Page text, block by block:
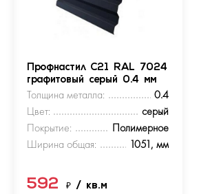
Профнастил С21 RAL 7024
графитовый серый 0.4 мм
Толщина металла:
0.4
Цвет:
серый
Покрытие:
Полимерное
Ширина общая:
1051, мм
592 ₽ / кв.м